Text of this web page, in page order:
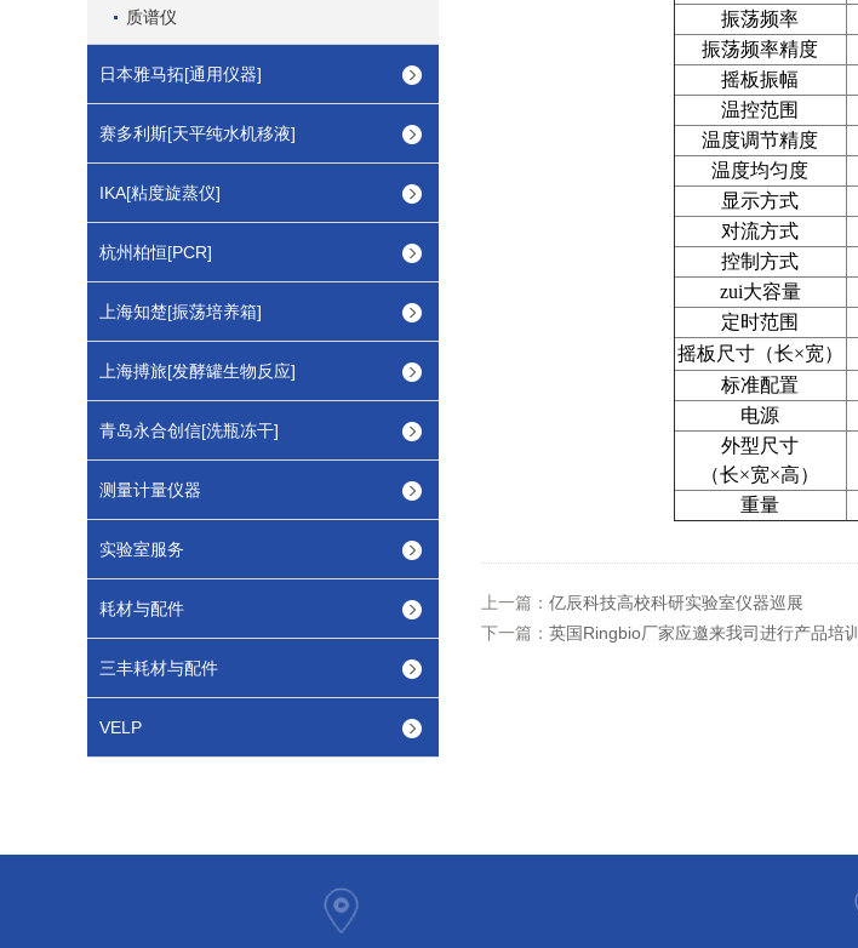
质谱仪
日本雅马拓[通用仪器]
赛多利斯[天平纯水机移液]
IKA[粘度旋蒸仪]
杭州柏恒[PCR]
上海知楚[振荡培养箱]
上海搏旅[发酵罐生物反应]
青岛永合创信[洗瓶冻干]
测量计量仪器
实验室服务
耗材与配件
三丰耗材与配件
VELP
振荡频率
振荡频率精度
摇板振幅
温控范围
温度调节精度
温度均匀度
显示方式
对流方式
控制方式
zui大容量
定时范围
摇板尺寸（长×宽）
标准配置
电源
外型尺寸
（长×宽×高）
重量
上一篇： 亿辰科技高校科研实验室仪器巡展
下一篇： 英国Ringbio厂家应邀来我司进行产品培训